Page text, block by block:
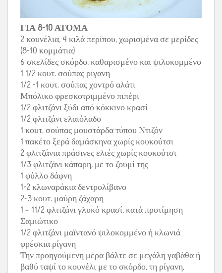
ΓΙΑ 8-10 ΑΤΟΜΑ
2 κουνέλια, 4 κιλά περίπου, χωρισμένα σε μερίδες
(8-10 κομμάτια)
6 σκελίδες σκόρδο, καθαρισμένο και ψιλοκομμένο
1 1/2 κουτ. σούπας ρίγανη
1/2 -1 κουτ. σούπας χοντρό αλάτι
Μπόλικο φρεσκοτριμμένο πιπέρι
1/2 φλιτζάνι ξύδι από κόκκινο κρασί
1/2 φλιτζάνι ελαιόλαδο
1 κουτ. σούπας μουστάρδα τύπου Ντιζόν
1 πακέτο ξερά δαμάσκηνα χωρίς κουκούτσι
2 φλιτζάνια πράσινες ελιές χωρίς κουκούτσι
1/3 φλιτζάνι κάπαρη, με το ζουμί της
1 φύλλο δάφνη
1-2 κλωναράκια δεντρολίβανο
2-3 κουτ. μαύρη ζάχαρη
1 – 11/2 φλιτζάνι γλυκό κρασί, κατά προτίμηση
Σαμιώτικο
1/2 φλιτζάνι μαϊντανό ψιλοκομμένο ή κλωνιά
φρέσκια ρίγανη
Την προηγούμενη μέρα βάλτε σε μεγάλη γαβάθα ή
βαθύ ταψί το κουνέλι με το σκόρδο, τη ρίγανη,